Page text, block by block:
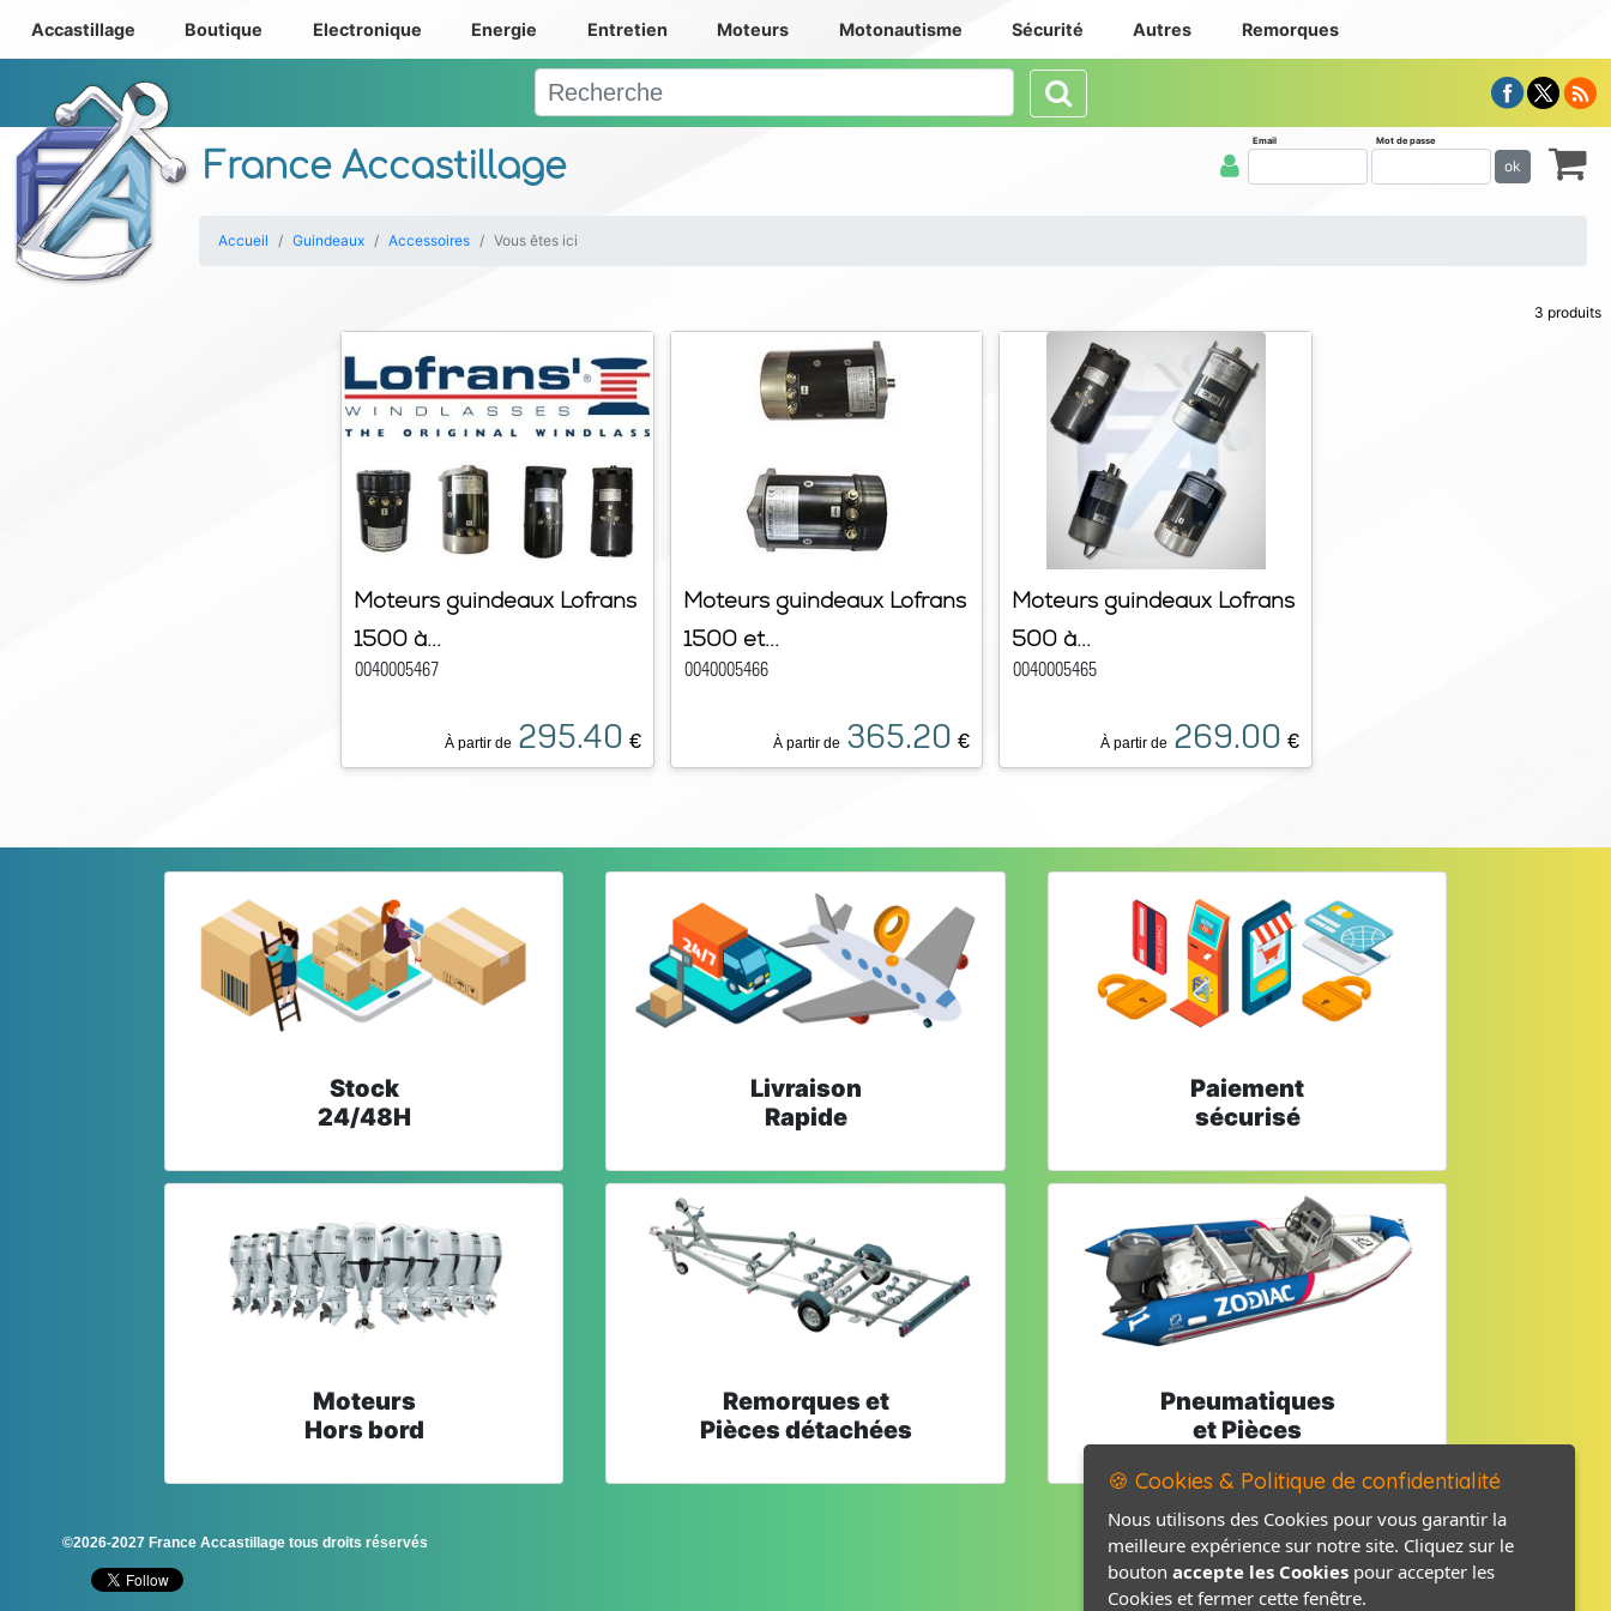
France Accastillage
Accastillage Boutique Electronique Energie Entretien Moteurs Motonautisme Sécurité Autres Remorques
Email Mot de passe
ok
Accueil Guindeaux Accessoires Vous êtes ici
3 produits
Moteurs guindeaux Lofrans
1500 à...
0040005467
À partir de 295.40 €
Moteurs guindeaux Lofrans
1500 et...
0040005466
À partir de 365.20 €
Moteurs guindeaux Lofrans
500 à...
0040005465
À partir de 269.00 €
Stock
24/48H
Livraison
Rapide
Paiement
sécurisé
Moteurs
Hors bord
Remorques et
Pièces détachées
Pneumatiques
et Pièces
©2026-2027 France Accastillage tous droits réservés Mentions légales
Politique de confidentialité
🍪 Cookies & Politique de confidentialité
Nous utilisons des Cookies pour vous garantir la
meilleure expérience sur notre site. Cliquez sur le
bouton accepte les Cookies pour accepter les
Cookies et fermer cette fenêtre.